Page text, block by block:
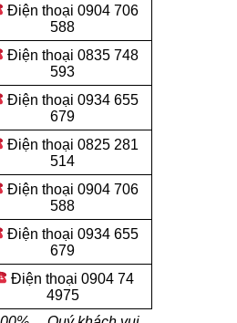
Điện thoại 0904 706
588
Điện thoại 0835 748
593
Điện thoại 0934 655
679
Điện thoại 0825 281
514
Điện thoại 0904 706
588
Điện thoại 0934 655
679
Điện thoại 0904 74
4975